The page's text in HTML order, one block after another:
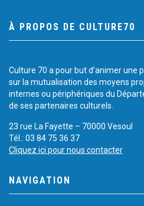
À PROPOS DE CULTURE70
Culture 70 a pour but d’animer
sur la mutualisation des moyens
internes ou périphériques du
de ses partenaires culturels.
23 rue La Fayette – 70000 Vesoul
Tél.: 03 84 75 36 37
Cliquez ici pour nous contacter
NAVIGATION